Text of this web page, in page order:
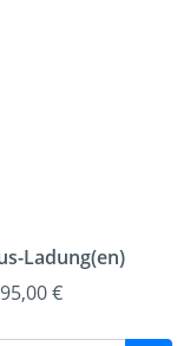
Ladung(en)
€